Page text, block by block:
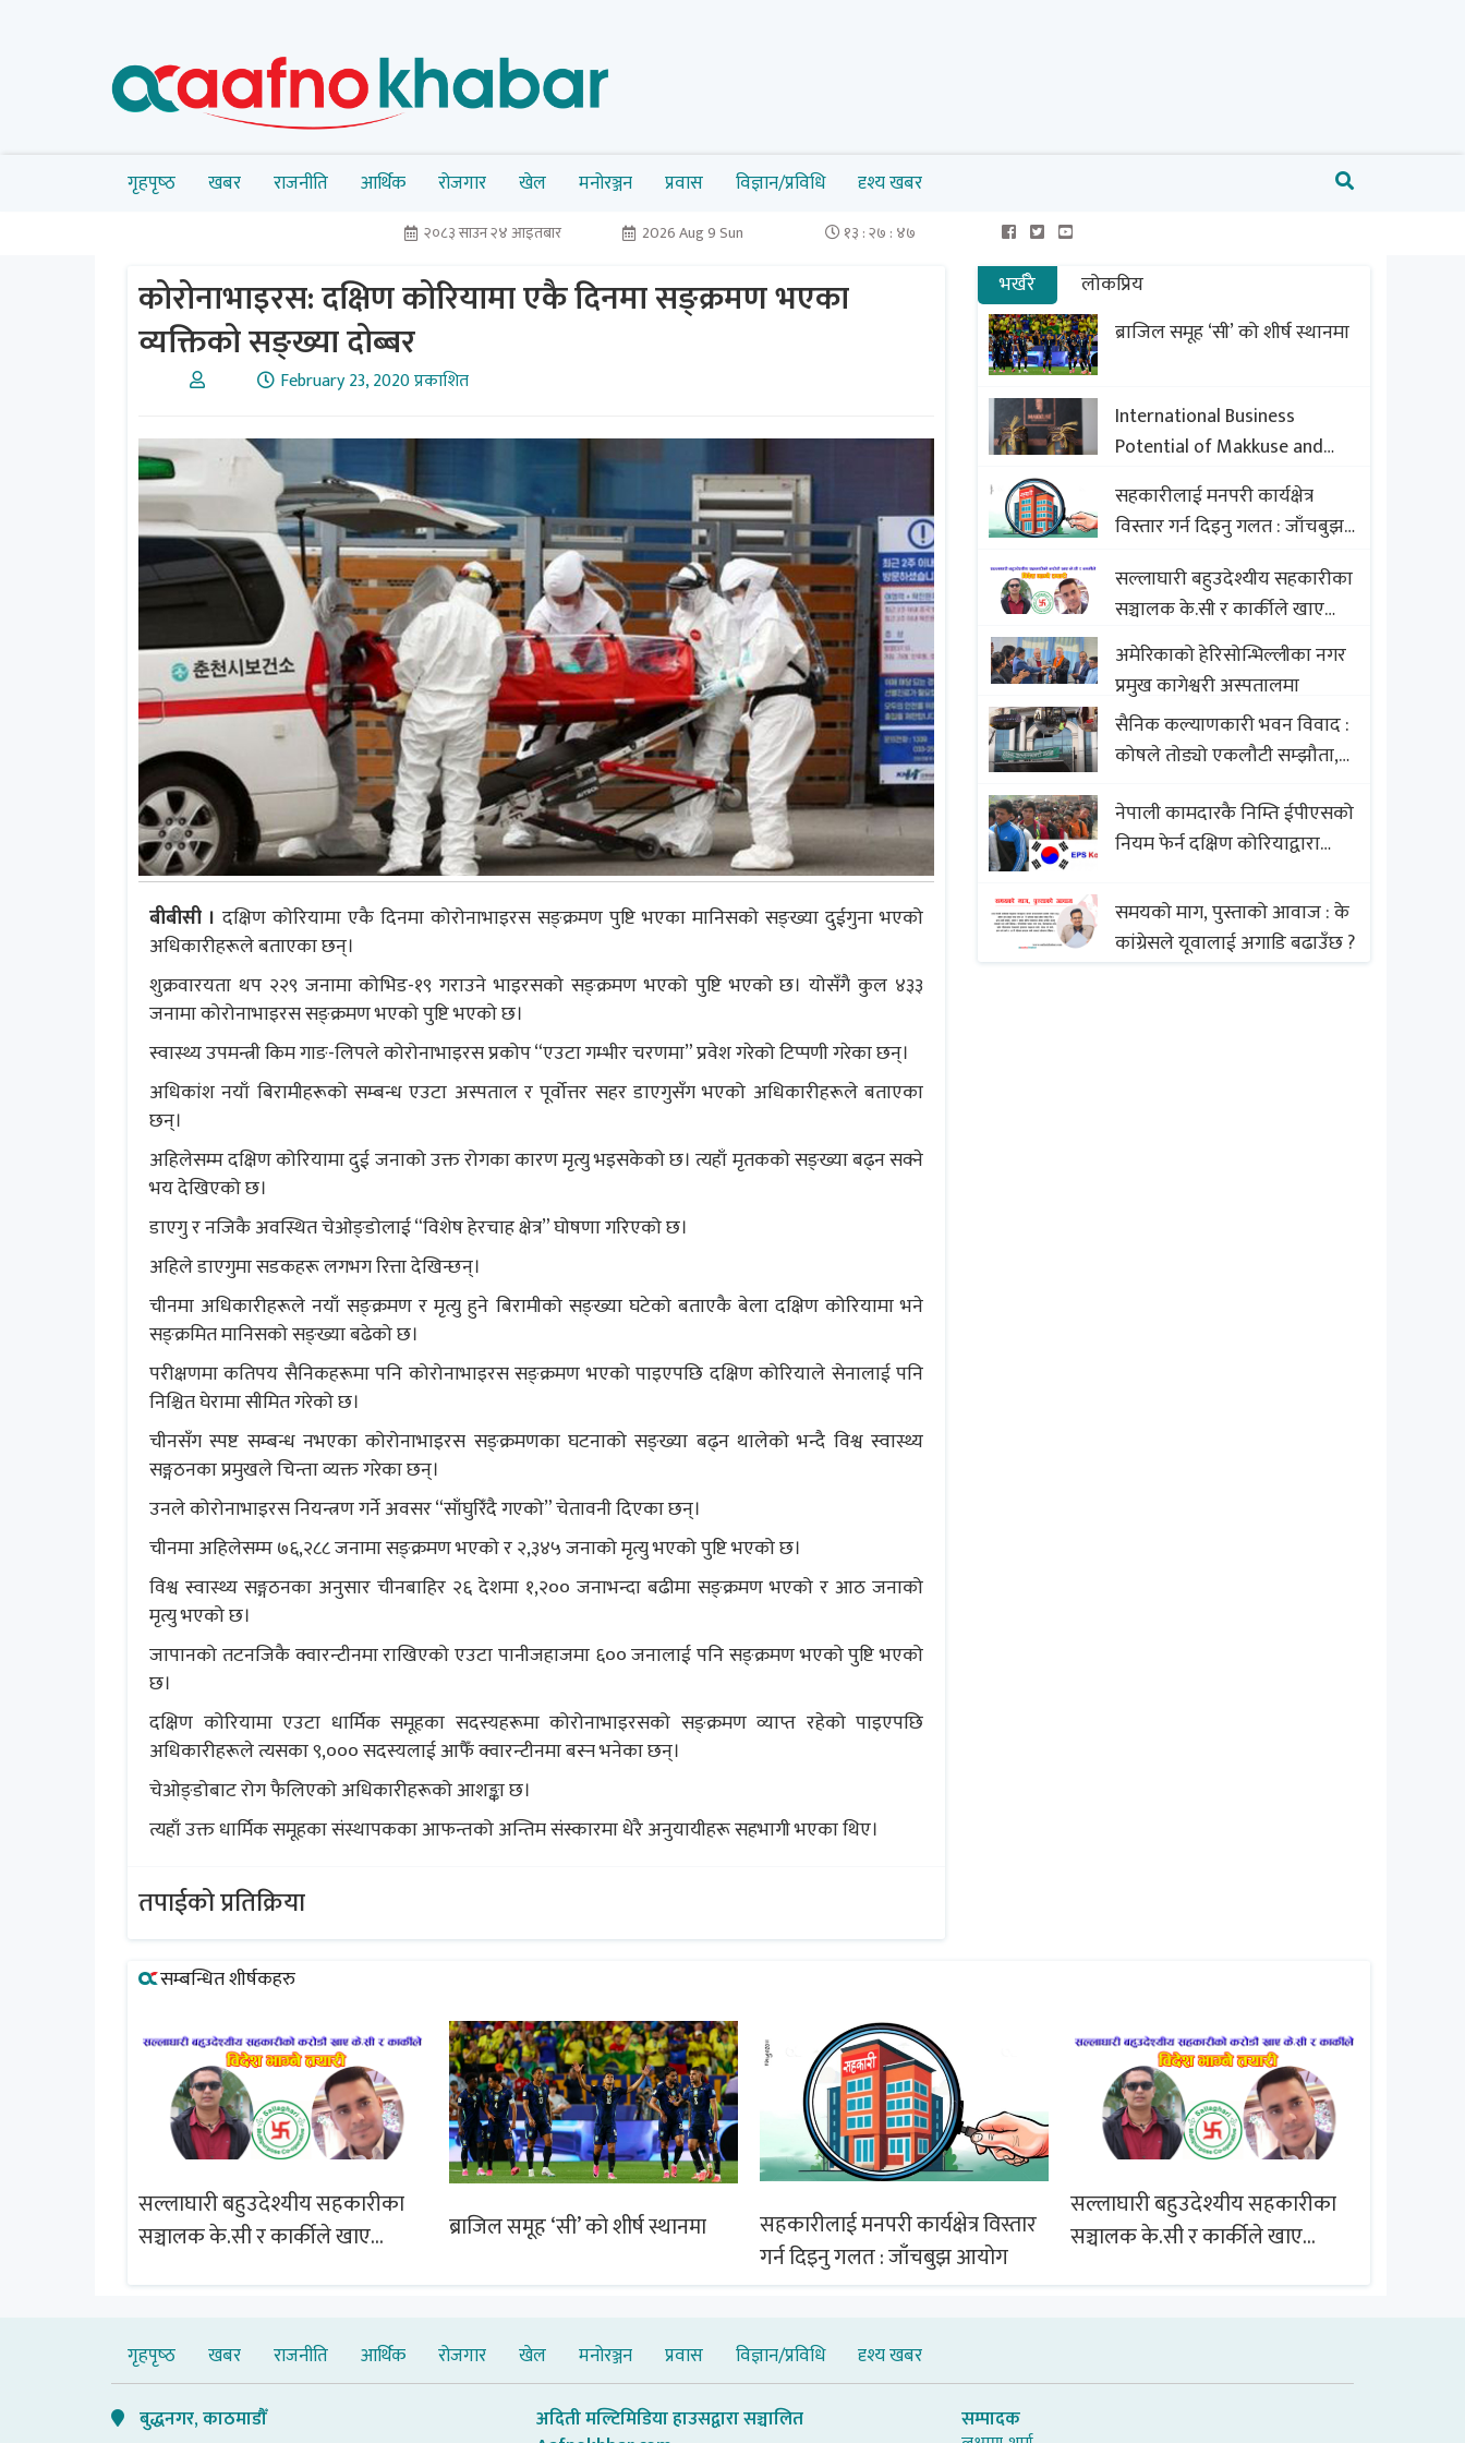
गृहपृष्‍ठ खबर राजनीति आर्थिक रोजगार खेल मनोरञ्जन प्रवास विज्ञान/प्रविधि दृश्य खबर
२०८३ साउन २४ आइतबार 2026 Aug 9 Sun १३ : २७ : ४८
कोरोनाभाइरस: दक्षिण कोरियामा एकै दिनमा सङ्क्रमण भएका
व्यक्तिको सङ्ख्या दोब्बर
February 23, 2020 प्रकाशित
बीबीसी । दक्षिण कोरियामा एकै दिनमा कोरोनाभाइरस सङ्क्रमण पुष्टि भएका मानिसको सङ्ख्या दुईगुना भएको
अधिकारीहरूले बताएका छन्।
शुक्रवारयता थप २२९ जनामा कोभिड-१९ गराउने भाइरसको सङ्क्रमण भएको पुष्टि भएको छ। योसँगै कुल ४३३
जनामा कोरोनाभाइरस सङ्क्रमण भएको पुष्टि भएको छ।
स्वास्थ्य उपमन्त्री किम गाङ-लिपले कोरोनाभाइरस प्रकोप “एउटा गम्भीर चरणमा” प्रवेश गरेको टिप्पणी गरेका छन्।
अधिकांश नयाँ बिरामीहरूको सम्बन्ध एउटा अस्पताल र पूर्वोत्तर सहर डाएगुसँग भएको अधिकारीहरूले बताएका
छन्।
अहिलेसम्म दक्षिण कोरियामा दुई जनाको उक्त रोगका कारण मृत्यु भइसकेको छ। त्यहाँ मृतकको सङ्ख्या बढ्न सक्ने
भय देखिएको छ।
डाएगु र नजिकै अवस्थित चेओङ्डोलाई “विशेष हेरचाह क्षेत्र” घोषणा गरिएको छ।
अहिले डाएगुमा सडकहरू लगभग रित्ता देखिन्छन्।
चीनमा अधिकारीहरूले नयाँ सङ्क्रमण र मृत्यु हुने बिरामीको सङ्ख्या घटेको बताएकै बेला दक्षिण कोरियामा भने
सङ्क्रमित मानिसको सङ्ख्या बढेको छ।
परीक्षणमा कतिपय सैनिकहरूमा पनि कोरोनाभाइरस सङ्क्रमण भएको पाइएपछि दक्षिण कोरियाले सेनालाई पनि
निश्चित घेरामा सीमित गरेको छ।
चीनसँग स्पष्ट सम्बन्ध नभएका कोरोनाभाइरस सङ्क्रमणका घटनाको सङ्ख्या बढ्न थालेको भन्दै विश्व स्वास्थ्य
सङ्गठनका प्रमुखले चिन्ता व्यक्त गरेका छन्।
उनले कोरोनाभाइरस नियन्त्रण गर्ने अवसर “साँघुरिँदै गएको” चेतावनी दिएका छन्।
चीनमा अहिलेसम्म ७६,२८८ जनामा सङ्क्रमण भएको र २,३४५ जनाको मृत्यु भएको पुष्टि भएको छ।
विश्व स्वास्थ्य सङ्गठनका अनुसार चीनबाहिर २६ देशमा १,२०० जनाभन्दा बढीमा सङ्क्रमण भएको र आठ जनाको
मृत्यु भएको छ।
जापानको तटनजिकै क्वारन्टीनमा राखिएको एउटा पानीजहाजमा ६०० जनालाई पनि सङ्क्रमण भएको पुष्टि भएको
छ।
दक्षिण कोरियामा एउटा धार्मिक समूहका सदस्यहरूमा कोरोनाभाइरसको सङ्क्रमण व्याप्त रहेको पाइएपछि
अधिकारीहरूले त्यसका ९,००० सदस्यलाई आफैँ क्वारन्टीनमा बस्न भनेका छन्।
चेओङ्डोबाट रोग फैलिएको अधिकारीहरूको आशङ्का छ।
त्यहाँ उक्त धार्मिक समूहका संस्थापकका आफन्तको अन्तिम संस्कारमा धेरै अनुयायीहरू सहभागी भएका थिए।
तपाईको प्रतिक्रिया
भर्खरै
लोकप्रिय
ब्राजिल समूह ‘सी’ को शीर्ष स्थानमा
International Business
Potential of Makkuse and
Export Opportunities of
Nepali Sweets with Global
Comparison to Baklava
सहकारीलाई मनपरी कार्यक्षेत्र
विस्तार गर्न दिइनु गलत : जाँचबुझ
सल्लाघारी बहुउदेश्यीय सहकारीका
सञ्चालक के.सी र कार्कीले खाए
सदस्यको करोडौं बचत
अमेरिकाको हेरिसोन्भिल्लीका नगर
प्रमुख कागेश्वरी अस्पतालमा
सैनिक कल्याणकारी भवन विवाद :
कोषले तोड्यो एकलौटी सम्झौता,
बिखलबन्दमा (भिडियो)
नेपाली कामदारकै निम्ति ईपीएसको
नियम फेर्न दक्षिण कोरियाद्वारा
समयको माग, पुस्ताको आवाज : के
कांग्रेसले यूवालाई अगाडि बढाउँछ ?
सम्बन्धित शीर्षकहरु
सल्लाघारी बहुउदेश्यीय सहकारीका
सञ्चालक के.सी र कार्कीले खाए
ब्राजिल समूह ‘सी’ को शीर्ष स्थानमा
सहकारीलाई मनपरी कार्यक्षेत्र विस्तार
गर्न दिइनु गलत : जाँचबुझ आयोग
सल्लाघारी बहुउदेश्यीय सहकारीका
सञ्चालक के.सी र कार्कीले खाए
गृहपृष्‍ठ खबर राजनीति आर्थिक रोजगार खेल मनोरञ्जन प्रवास विज्ञान/प्रविधि दृश्य खबर
बुद्धनगर, काठमाडौँ
अदिती मल्टिमिडिया हाउसद्वारा सञ्चालित
सम्पादक